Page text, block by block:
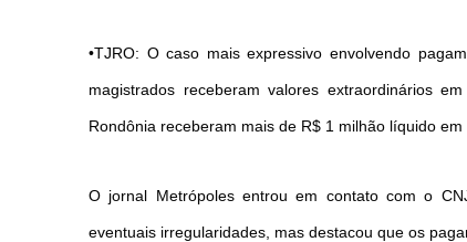
•TJRO: O caso mais expressivo envolvendo
magistrados receberam valores extraordinários
Rondônia receberam mais de R$ 1 milhão líquido em
O jornal Metrópoles entrou em contato com o
eventuais irregularidades, mas destacou que os